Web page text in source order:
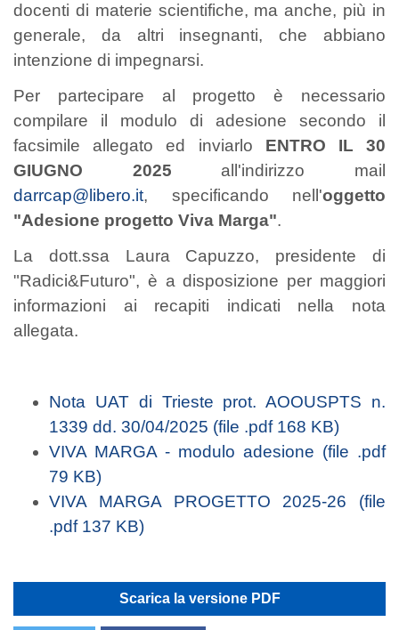
docenti di materie scientifiche, ma anche, più in
generale, da altri insegnanti, che abbiano
intenzione di impegnarsi.
Per partecipare al progetto è necessario
compilare il modulo di adesione secondo il
facsimile allegato ed inviarlo ENTRO IL 30
GIUGNO 2025 all'indirizzo mail
darrcap@libero.it, specificando nell'oggetto
"Adesione progetto Viva Marga".
La dott.ssa Laura Capuzzo, presidente di
"Radici&Futuro", è a disposizione per maggiori
informazioni ai recapiti indicati nella nota
allegata.
Nota UAT di Trieste prot. AOOUSPTS n.
1339 dd. 30/04/2025 (file .pdf 168 KB)
VIVA MARGA - modulo adesione (file .pdf
79 KB)
VIVA MARGA PROGETTO 2025-26 (file
.pdf 137 KB)
Scarica la versione PDF